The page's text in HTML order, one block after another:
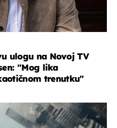
ulogu na Novoj TV
''Mog lika
trenutku''